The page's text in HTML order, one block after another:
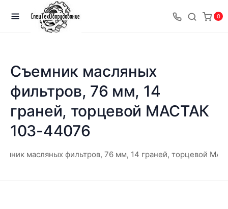
0
Съемник масляных
фильтров, 76 мм, 14
граней, торцевой МАСТАК
103-44076
масляных фильтров, 76 мм, 14 граней, торцевой